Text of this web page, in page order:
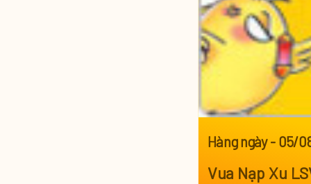
Hàng ngày- 05/
Vua Nạp Xu